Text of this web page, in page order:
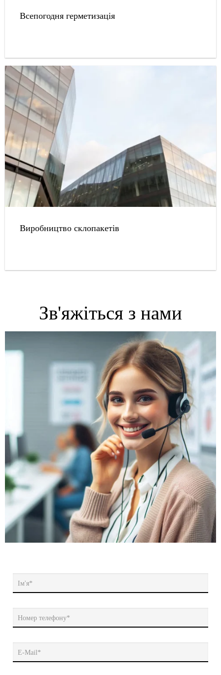
Всепогодня герметизація
Виробництво склопакетів
Зв'яжіться з нами
Ім'я*
Номер телефону*
E-Mail*